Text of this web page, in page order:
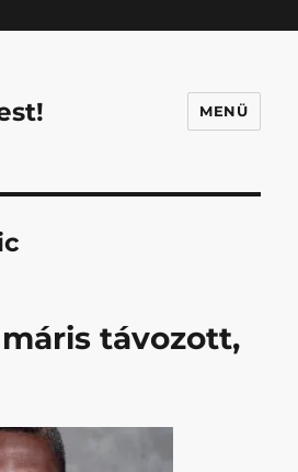
MENÜ
máris távozott,